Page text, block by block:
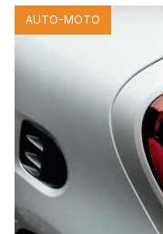
AUTO-MOTO